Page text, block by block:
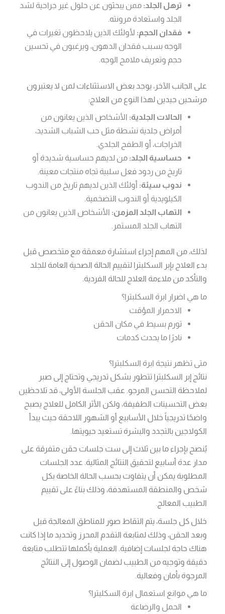
ترهل الجلد: ممن يبحثون عن حلول غير جراحية لشد
الجلد واستعادة مرونته.
فقدان الحجم: لأولئك الذين يلاحظون تغيرات في
الوجه بسبب فقدان الدهون، ويرغبون في تحسين
حجم وتعريف ملامح الوجه.
على الجانب الآخر، يوجد بعض الاستثناءات لمن لا يعتبرون
مرشحين جيدين لهذا النوع من العلاج:
الحالات الجلدية: الأشخاص الذين يعانون من
أمراض جلدية نشطة مثل حب الشباب الشديد،
الخراجات، أو الطفح الجلدي.
حساسية الجلد: من لديهم حساسية شديدة أو
تاريخ من ردود فعل سلبية تجاه منتجات معينة.
ندوب سيئة: أولئك الذين لديهم تاريخ من الندوب
الكيلويدية أو الندوب التضخمية.
التهاب الجلد المزمن: الأشخاص الذين يعانون من
التهاب الجلد المستمر.
لذلك، من المهم إجراء استشارة معمقة مع متخصص قبل
بدء العلاج بإبر السكلبترا لتقييم الحالة الصحية العامة للجلد
والتأكد من ملاءمة العلاج للحالة الفردية.
ما هي اضرار ابرة السكلبترا؟
الاحمرار المؤقت
تورم بسيط في مكان الحقن
نادرًا ما يحدث كدمات
متى تظهر نتيجة ابرة السكلبترا؟
نتائج إبر السكلبترا تتطور بشكل تدريجي وتحتاج إلى صبر
لملاحظة التحسن المرجو. عقب الجلسة الأولى، قد تلاحظين
بعض التحسينات الطفيفة، ولكن الأثر الكامل للعلاج يصبح
واضحًا تدريجياً خلال الأسابيع أو الشهور اللاحقة حيث يبدأ
الكولاجين بالتجدد والبشرة تستعيد حيويتها.
يُنصح بإجراء ما بين ثلاث إلى ست جلسات حقن متفرقة على
مدار عدة أسابيع لتحقيق النتائج المثالية. عدد الجلسات
المطلوبة يمكن أن يتفاوت بحسب الحالة الخاصة بكل
شخص والمنطقة المستهدفة، وذلك بناءً على تقييم
الطبيب المعالج.
خلال كل جلسة، يتم التقاط صور للمناطق المعالجة قبل
وبعد الحقن، وذلك لمتابعة التقدم المحرز وتحديد ما إذا كانت
هناك حاجة لجلسات إضافية. العملية بأكملها تتطلب متابعة
دقيقة وتوجيه من الطبيب لضمان الوصول إلى النتائج
المرجوة بأمان وفعالية.
ما هي موانع استعمال ابرة السكلبترا؟
الحمل والرضاعة